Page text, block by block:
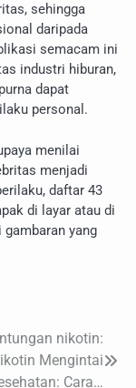
sehingga
daripada
semacam ini
industri hiburan,
dapat
personal.
menilai
menjadi
daftar 43
di layar atau di
yang
nikotin:
Mengintai
Cara…